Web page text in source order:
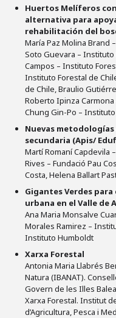
Huertos Melíferos
alternativa para
rehabilitación del
María Paz Molina Brand
Soto Guevara – Instituto
Campos – Instituto
Instituto Forestal de
de Chile, Braulio
Roberto Ipinza
Chung Gin-Po –
Nuevas
secundaria (Apis/
Martí Romaní Capdevila
Rives – Fundació Pau
Costa, Helena Ballart
Gigantes Verdes
urbana en el Valle de
Ana Maria Monsalve
Morales Ramirez –
Instituto Humboldt
Xarxa Forestal
Antonia Maria Llabrés
Natura (IBANAT).
Govern de les Illes
Xarxa Forestal. Institut
d’Agricultura, Pesca i